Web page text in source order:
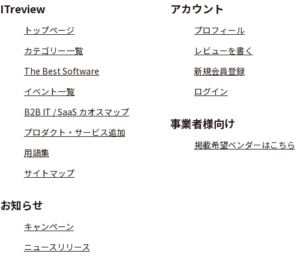
ITreview
トップページ
カテゴリー一覧
The Best Software
イベント一覧
B2B IT / SaaS カオスマップ
プロダクト・サービス追加
用語集
サイトマップ
お知らせ
キャンペーン
ニュースリリース
アカウント
プロフィール
レビューを書く
新規会員登録
ログイン
事業者様向け
掲載希望ベンダーはこちら